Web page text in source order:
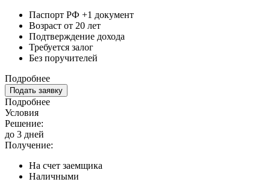
Паспорт РФ +1 документ
Возраст от 20 лет
Подтверждение дохода
Требуется залог
Без поручителей
Подробнее
Подать заявку
Подробнее
Условия
Решение:
до 3 дней
Получение:
На счет заемщика
Наличными